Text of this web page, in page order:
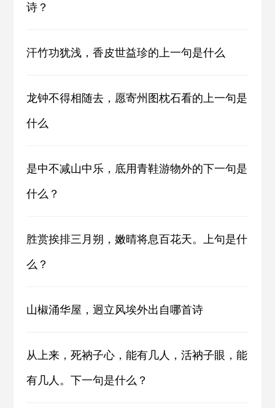
诗？
汗竹功犹浅，香皮世益珍的上一句是什么
龙钟不得相随去，愿寄州图枕石看的上一句是
什么
是中不减山中乐，底用青鞋游物外的下一句是
什么？
胜赏挨排三月朔，嫩晴将息百花天。上句是什
么？
山椒涌华屋，迥立风埃外出自哪首诗
从上来，死衲子心，能有几人，活衲子眼，能
有几人。下一句是什么？